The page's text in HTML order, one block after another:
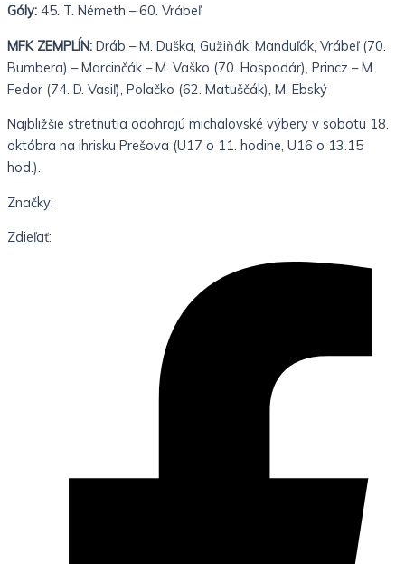
Góly: 45. T. Németh – 60. Vrábeľ
MFK ZEMPLÍN: Dráb – M. Duška, Gužiňák, Manduľák, Vrábeľ (70.
Bumbera) – Marcinčák – M. Vaško (70. Hospodár), Princz – M.
Fedor (74. D. Vasiľ), Polačko (62. Matuščák), M. Ebský
Najbližšie stretnutia odohrajú michalovské výbery v sobotu 18.
októbra na ihrisku Prešova (U17 o 11. hodine, U16 o 13.15
hod.).
Značky:
Zdieľať: